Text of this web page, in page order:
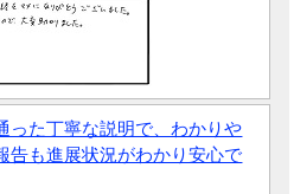
った丁寧な説明で、わかりや
告も進展状況がわかり安心で